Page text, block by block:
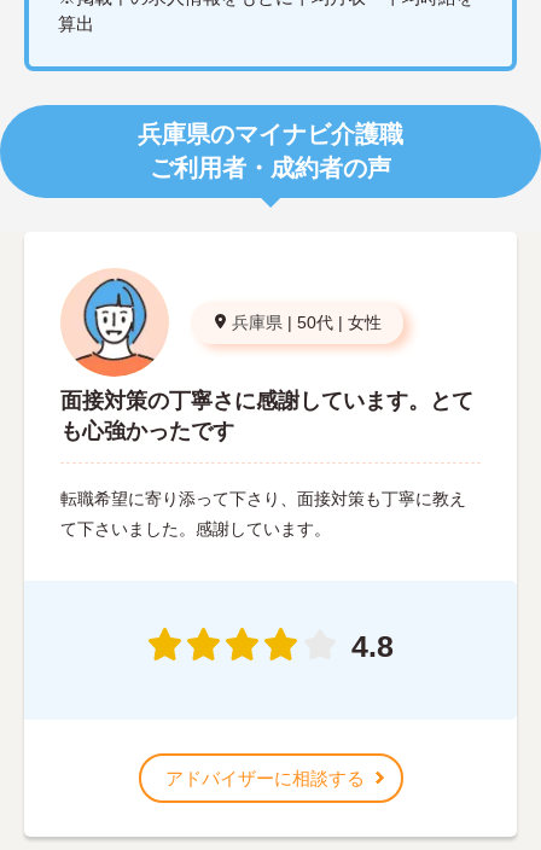
算出
兵庫県のマイナビ介護職
ご利用者・成約者の声
兵庫県 | 50代 | 女性
面接対策の丁寧さに感謝しています。とて
も心強かったです
転職希望に寄り添って下さり、面接対策も丁寧に教え
て下さいました。感謝しています。
4.8
アドバイザーに相談する